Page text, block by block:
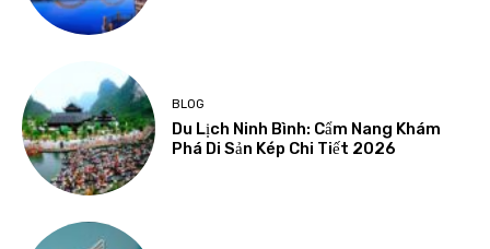
BLOG
Du Lịch Ninh Bình: Cẩm Nang Khám
Phá Di Sản Kép Chi Tiết 2026